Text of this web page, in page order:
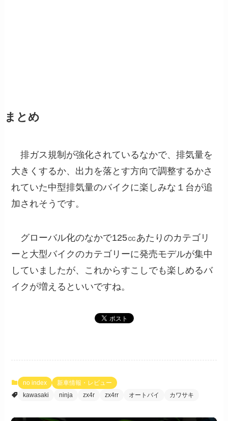
まとめ
排ガス規制が強化されているなかで、排気量を
大きくするか、出力を落とす方向で調整するかさ
れていた中型排気量のバイクに楽しみな１台が追
加されそうです。
グローバル化のなかで125㏄あたりのカテゴリ
ーと大型バイクのカテゴリーに発売モデルが集中
していましたが、これからすこしでも楽しめるバ
イクが増えるといいですね。
no index
新車情報・レビュー
kawasaki
ninja zx4r zx4rr オートバイ カワサキ